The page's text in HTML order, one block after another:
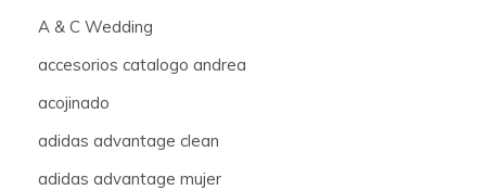
A & C Wedding
accesorios catalogo andrea
acojinado
adidas advantage clean
adidas advantage mujer